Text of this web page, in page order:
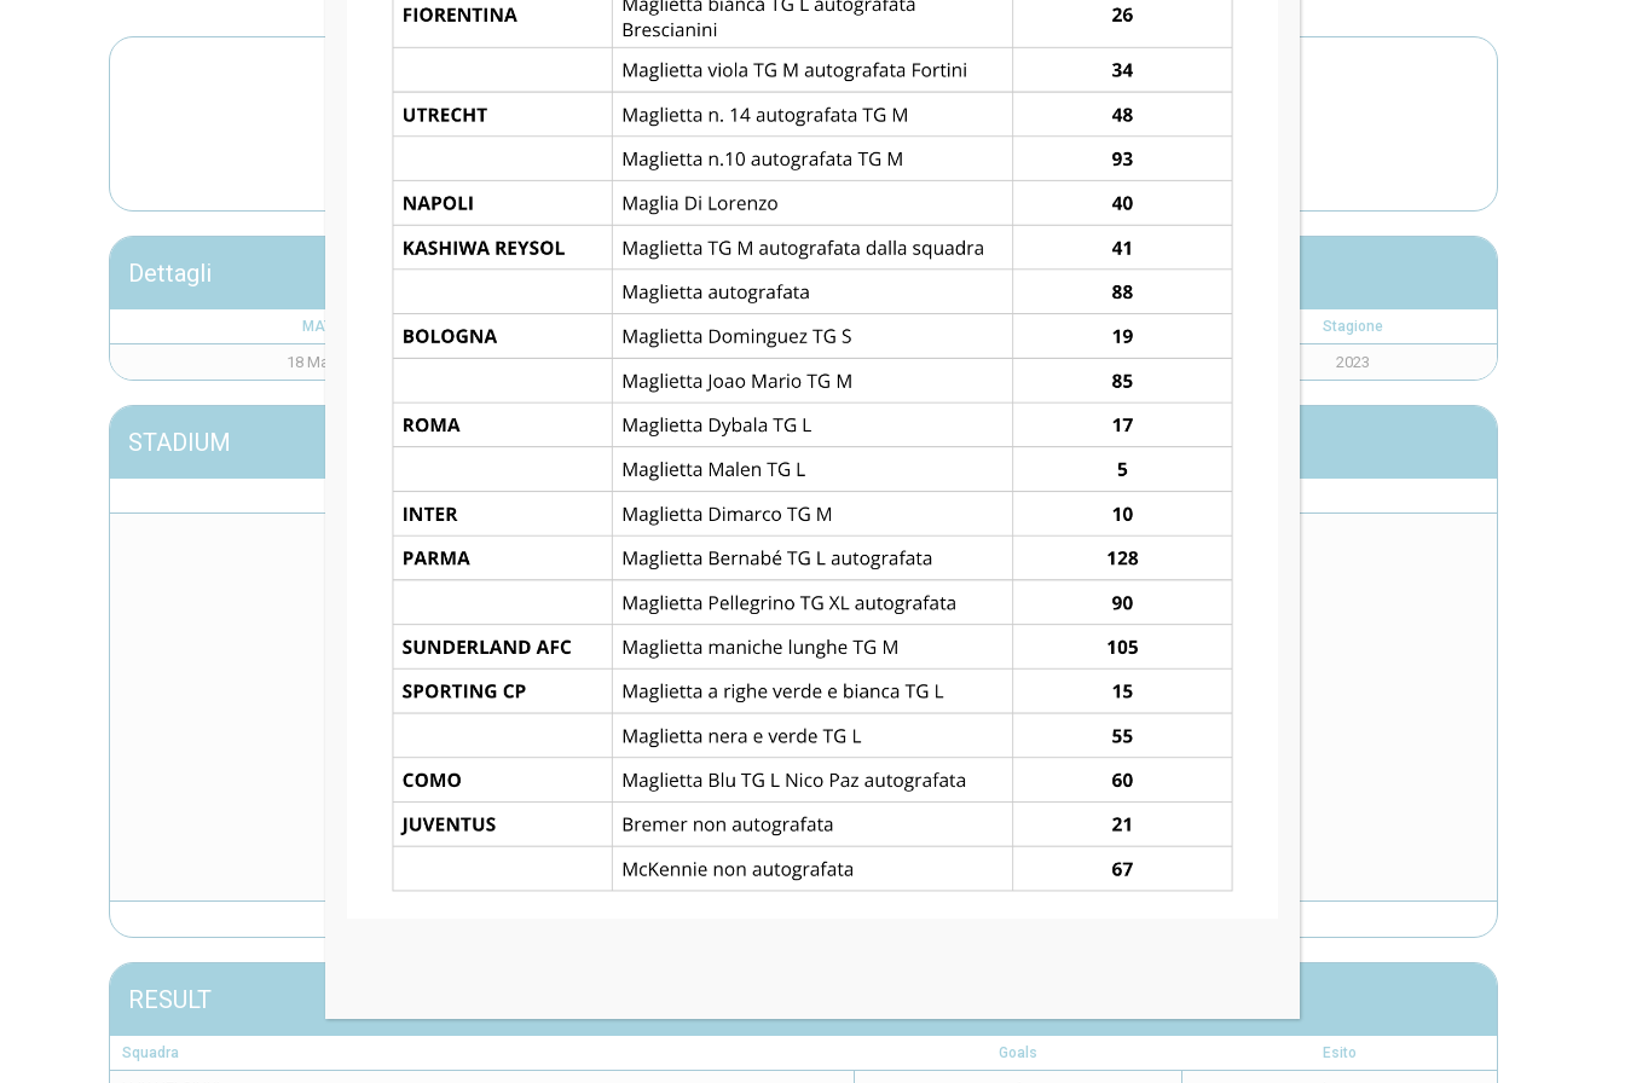
HJK HELSINKI 1—2 ACF FIORENTINA
Dettagli
MATCH DAY Stagione
18 Maggio 2023 Abano Football Trophy 2023
STADIUM
Comunale Battaglia Terme
RESULT
Squadra Goals Esito